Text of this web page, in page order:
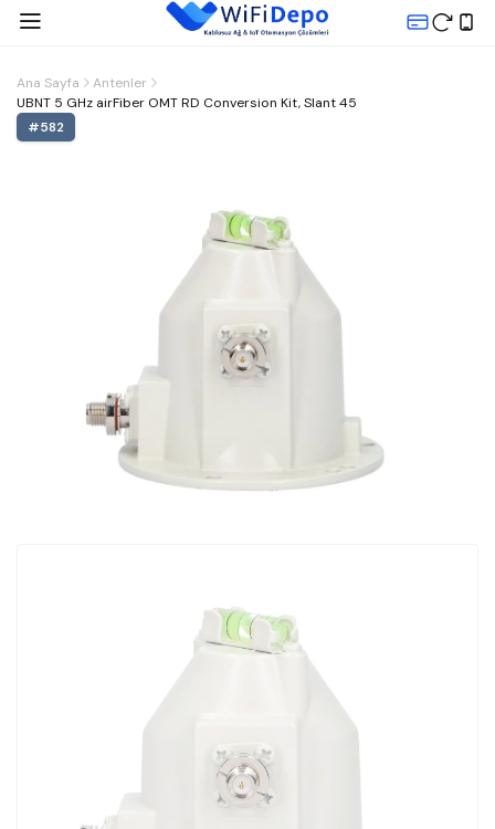
Ana Sayfa
Antenler
UBNT 5 GHz airFiber OMT RD Conversion Kit, Slant 45
#582